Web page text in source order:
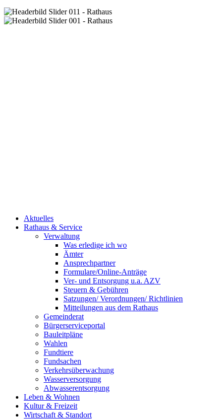
Aktuelles
Rathaus & Service
Verwaltung
Was erledige ich wo
Ämter
Ansprechpartner
Formulare/Online-Anträge
Ver- und Entsorgung u.a. AZV
Steuern & Gebühren
Satzungen/ Verordnungen/ Richtlinien
Mitteilungen aus dem Rathaus
Gemeinderat
Bürgerserviceportal
Bauleitpläne
Wahlen
Fundtiere
Fundsachen
Verkehrsüberwachung
Wasserversorgung
Abwasserentsorgung
Leben & Wohnen
Kultur & Freizeit
Wirtschaft & Standort